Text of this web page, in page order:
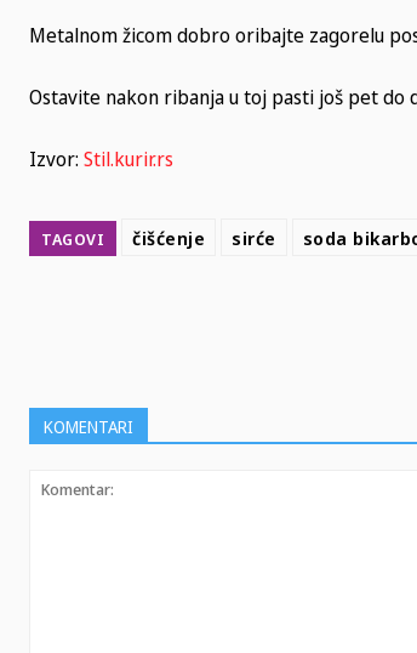
Metalnom žicom dobro oribajte zagorelu
Ostavite nakon ribanja u toj pasti još pet
Izvor: Stil.kurir.rs
TAGOVI čišćenje sirće soda
KOMENTARI